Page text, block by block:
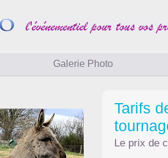
Galerie Photo
Tarifs
Le prix de